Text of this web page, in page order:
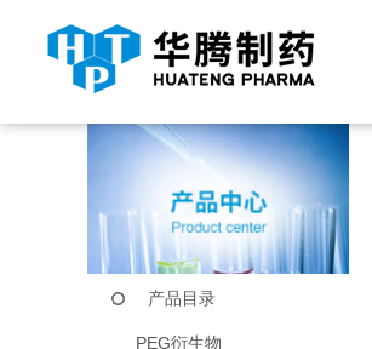
当前位置： 首页 产品中心
产品目录
PEG衍生物